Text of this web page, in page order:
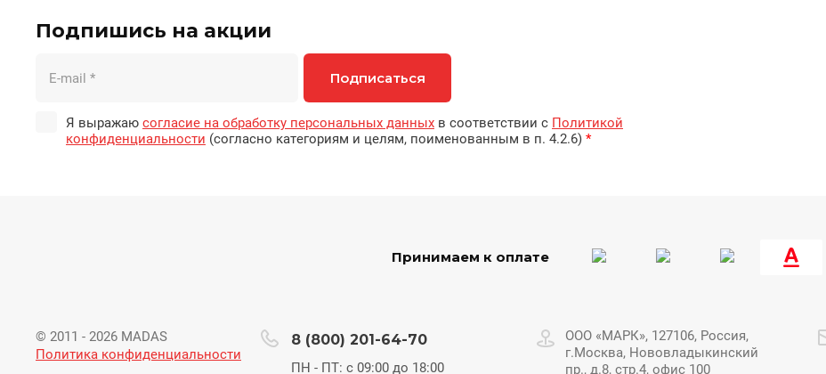
Подпишись на акции
Я выражаю согласие на обработку персональных данных в соответствии с Политикой
конфиденциальности (согласно категориям и целям, поименованным в п. 4.2.6) *
Подписаться
Принимаем к оплате
© 2011 - 2026 MADAS
Политика конфиденциальности
8 (800) 201-64-70
ПН - ПТ: с 09:00 до 18:00
ООО «МАРК», 127106, Россия,
г.Москва, Нововладыкинский
пр., д.8, стр.4, офис 100